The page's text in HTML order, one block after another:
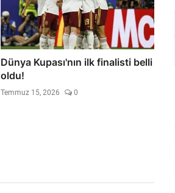
Dünya Kupası'nın ilk finalisti belli
oldu!
Temmuz 15, 2026 0